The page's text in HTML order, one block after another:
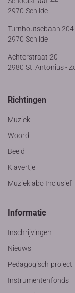
2970 Schilde
Turnhoutsebaan 204
2970 Schilde
Achterstraat 20
2980 St. Antonius -
Richtingen
Muziek
Woord
Beeld
Klavertje
Muzieklabo Inclusief
Informatie
Inschrijvingen
Nieuws
Pedagogisch project
Instrumentenfonds